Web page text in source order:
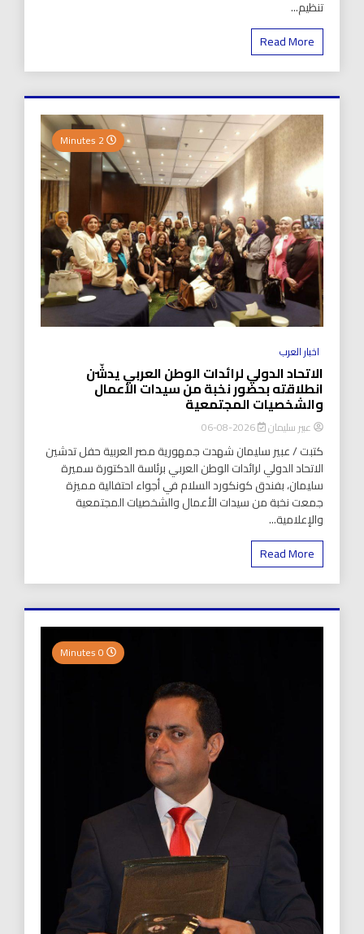
تنظيم...
Read More
اخبار العرب
الاتحاد الدولي لرائدات الوطن العربي يدشّن
انطلاقته بحضور نخبة من سيدات الأعمال
والشخصيات المجتمعية
عبير سليمان 2026-08-06
كتبت / عبير سليمان شهدت جمهورية مصر العربية حفل تدشين
الاتحاد الدولي لرائدات الوطن العربي برئاسة الدكتورة سميرة
سليمان، بفندق كونكورد السلام في أجواء احتفالية مميزة
جمعت نخبة من سيدات الأعمال والشخصيات المجتمعية
والإعلامية...
Read More